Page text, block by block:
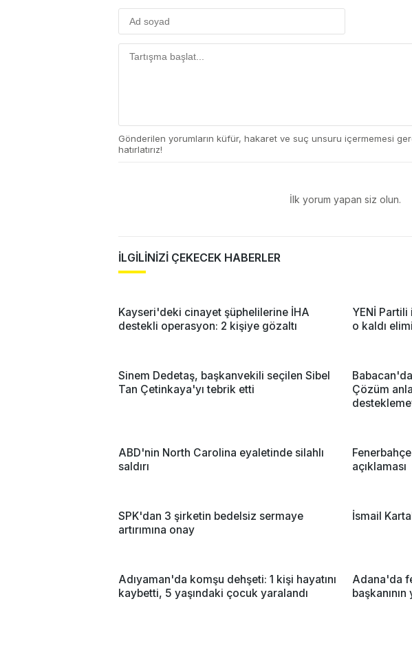
Gönderilen yorumların küfür, hakaret ve suç unsuru içermemesi
hatırlatırız!
İlk yorum yapan siz olun.
İLGİLİNİZİ ÇEKECEK HABERLER
Kayseri'deki cinayet şüphelilerine İHA
destekli operasyon: 2 kişiye gözaltı
YENİ Partili
o kaldı
Sinem Dedetaş, başkanvekili seçilen Sibel
Tan Çetinkaya'yı tebrik etti
Çözüm
ABD'nin North Carolina eyaletinde silahlı
saldırı
açıklaması
SPK'dan 3 şirketin bedelsiz sermaye
artırımına onay
İsmail
Adıyaman'da komşu dehşeti: 1 kişi hayatını
kaybetti, 5 yaşındaki çocuk yaralandı
Adana'da